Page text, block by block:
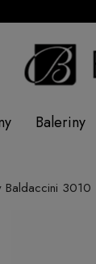
Baleriny
Baldaccini 3010